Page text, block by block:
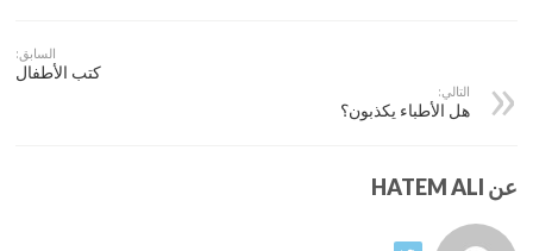
السابق:
كتب الأطفال
التالي:
هل الأطباء يكذبون؟
عن HATEM ALI